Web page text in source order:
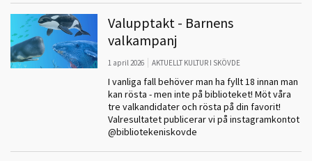
Valupptakt - Barnens
valkampanj
1 april 2026 AKTUELLT KULTUR I SKÖVDE
I vanliga fall behöver man ha fyllt 18 innan man
kan rösta - men inte på biblioteket! Möt våra
tre valkandidater och rösta på din favorit!
Valresultatet publicerar vi på instagramkontot
@bibliotekeniskovde